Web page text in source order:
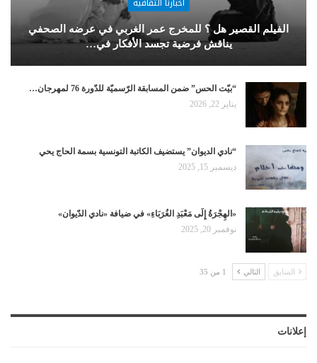
الفيلم القصير هل ؟ للمخرج عمر الغربي في عرضه الصحفي
يناقش فرضية تجسد الأفكار في…
“بيّت الحس” ضمن المسابقة الرّسميّة للدّورة 76 لمهرجان…
يناير 22, 2026
“نادي الديوان” يستضيف الكاتبة التونسية بسمة الحاج يحي
ديسمبر 15, 2025
«الهِجْرَةُ إِلَى مَعْبَدِ الغُرَبَاءِ» في ضيافة «نادي الدّيوان»
نوفمبر 20, 2025
السابق التالي 1 من 35
إعلانات